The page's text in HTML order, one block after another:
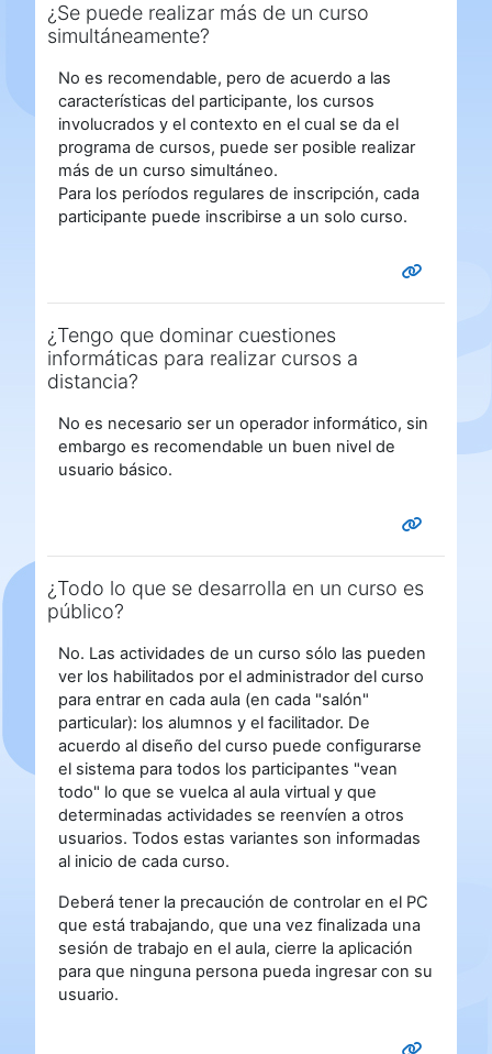
¿Se puede realizar más de un curso
simultáneamente?
No es recomendable, pero de acuerdo a las
características del participante, los cursos
involucrados y el contexto en el cual se da el
programa de cursos, puede ser posible realizar
más de un curso simultáneo.
Para los períodos regulares de inscripción, cada
participante puede inscribirse a un solo curso.
¿Tengo que dominar cuestiones
informáticas para realizar cursos a
distancia?
No es necesario ser un operador informático, sin
embargo es recomendable un buen nivel de
usuario básico.
¿Todo lo que se desarrolla en un curso es
público?
No. Las actividades de un curso sólo las pueden
ver los habilitados por el administrador del curso
para entrar en cada aula (en cada "salón"
particular): los alumnos y el facilitador. De
acuerdo al diseño del curso puede configurarse
el sistema para todos los participantes "vean
todo" lo que se vuelca al aula virtual y que
determinadas actividades se reenvíen a otros
usuarios. Todos estas variantes son informadas
al inicio de cada curso.
Deberá tener la precaución de controlar en el PC
que está trabajando, que una vez finalizada una
sesión de trabajo en el aula, cierre la aplicación
para que ninguna persona pueda ingresar con su
usuario.